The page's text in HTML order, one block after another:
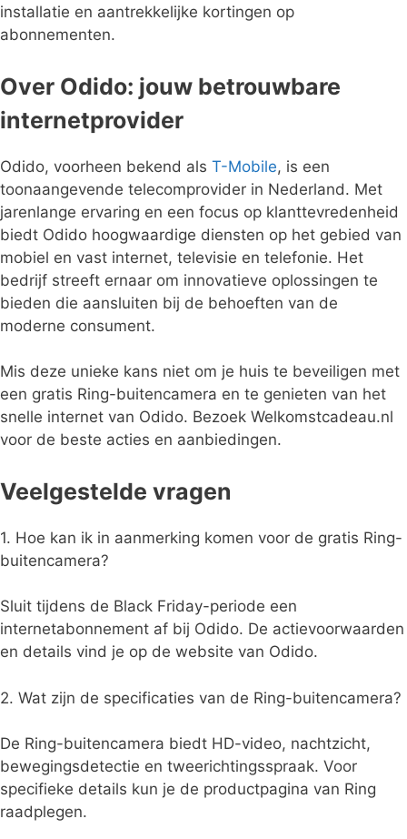
installatie en aantrekkelijke kortingen op
abonnementen.
Over Odido: jouw betrouwbare
internetprovider
Odido, voorheen bekend als T-Mobile, is een
toonaangevende telecomprovider in Nederland. Met
jarenlange ervaring en een focus op klanttevredenheid
biedt Odido hoogwaardige diensten op het gebied van
mobiel en vast internet, televisie en telefonie. Het
bedrijf streeft ernaar om innovatieve oplossingen te
bieden die aansluiten bij de behoeften van de
moderne consument.
Mis deze unieke kans niet om je huis te beveiligen met
een gratis Ring-buitencamera en te genieten van het
snelle internet van Odido. Bezoek Welkomstcadeau.nl
voor de beste acties en aanbiedingen.
Veelgestelde vragen
1. Hoe kan ik in aanmerking komen voor de gratis Ring-
buitencamera?
Sluit tijdens de Black Friday-periode een
internetabonnement af bij Odido. De actievoorwaarden
en details vind je op de website van Odido.
2. Wat zijn de specificaties van de Ring-buitencamera?
De Ring-buitencamera biedt HD-video, nachtzicht,
bewegingsdetectie en tweerichtingsspraak. Voor
specifieke details kun je de productpagina van Ring
raadplegen.